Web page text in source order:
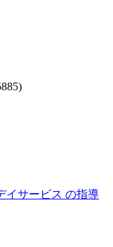
イサービス の指導